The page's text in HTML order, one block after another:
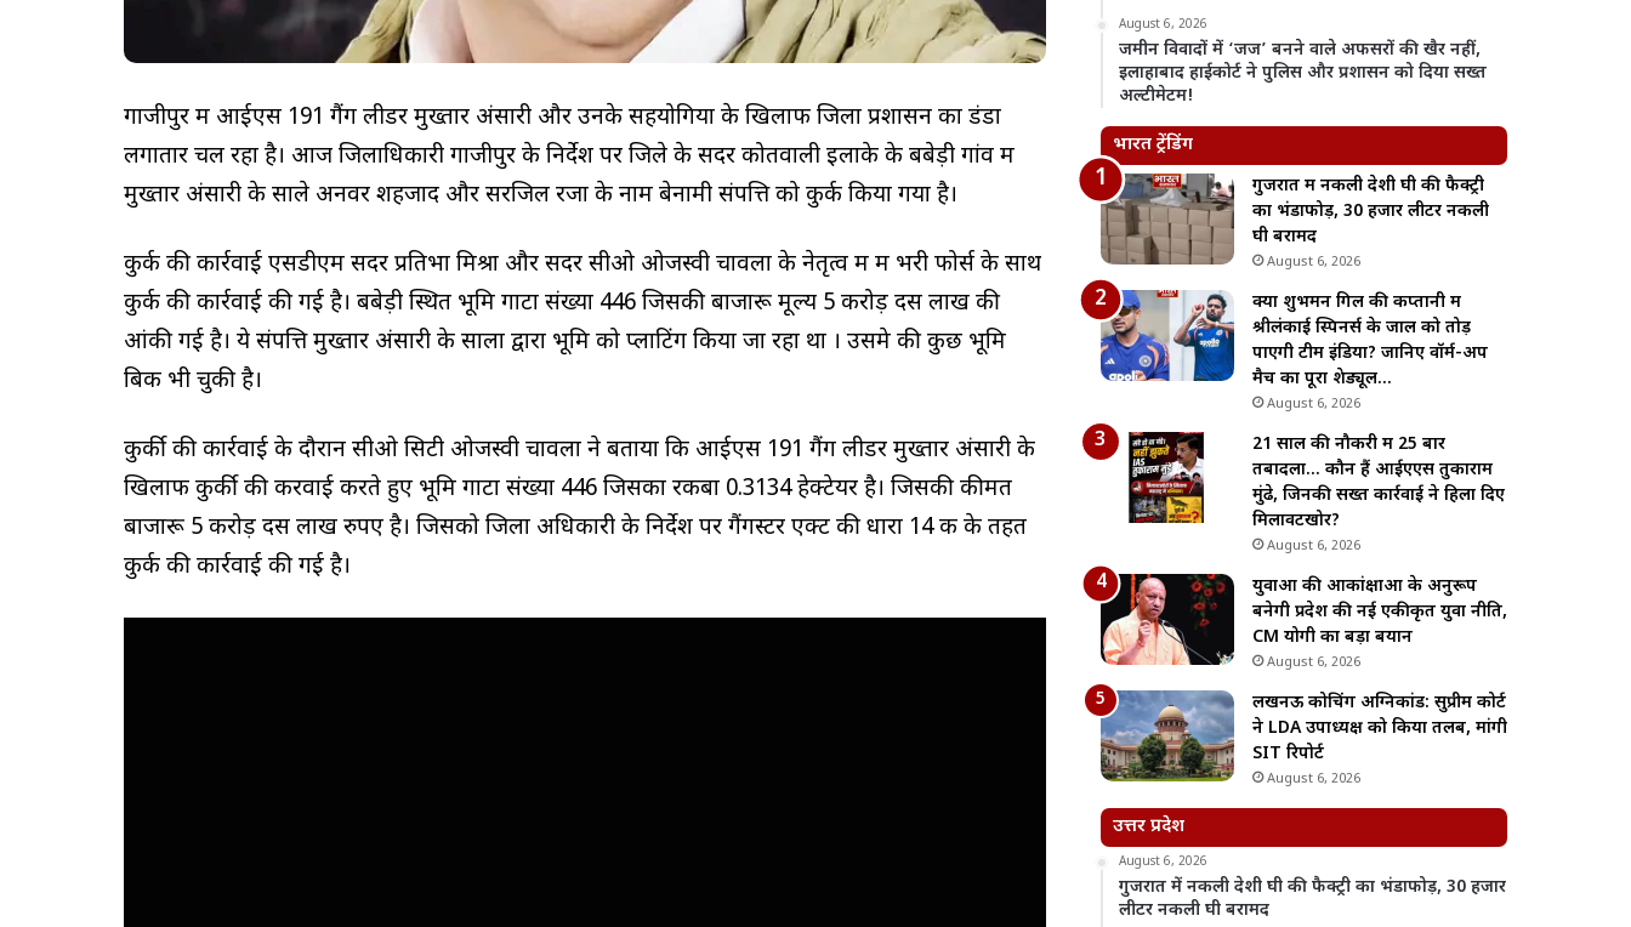
गाजीपुर में आईएस 191 गैंग लीडर मुख्तार अंसारी और उनके सहयोगियों के खिलाफ जिला प्रशासन का डंडा
लगातार चल रहा है। आज जिलाधिकारी गाजीपुर के निर्देश पर जिले के सदर कोतवाली इलाके के बबेड़ी गांव में
मुख्तार अंसारी के साले अनवर शहजाद और सरजिल रजा के नाम बेनामी संपत्ति को कुर्क किया गया है।
कुर्क की कार्रवाई एसडीएम सदर प्रतिभा मिश्रा और सदर सीओ ओजस्वी चावला के नेतृत्व में में भरी फोर्स के साथ
कुर्क की कार्रवाई की गई है। बबेड़ी स्थित भूमि गाटा संख्या 446 जिसकी बाजारू मूल्य 5 करोड़ दस लाख की
आंकी गई है। ये संपत्ति मुख्तार अंसारी के सालों द्वारा भूमि को प्लाटिंग किया जा रहा था । उसमे की कुछ भूमि
बिक भी चुकी है।
कुर्की की कार्रवाई के दौरान सीओ सिटी ओजस्वी चावला ने बताया कि आईएस 191 गैंग लीडर मुख्तार अंसारी के
खिलाफ कुर्की की करवाई करते हुए भूमि गाटा संख्या 446 जिसका रकबा 0.3134 हेक्टेयर है। जिसकी कीमत
बाजारू 5 करोड़ दस लाख रुपए है। जिसको जिला अधिकारी के निर्देश पर गैंगस्टर एक्ट की धारा 14 क के तहत
कुर्क की कार्रवाई की गई है।
August 6, 2026
जमीन विवादों में ‘जज’ बनने वाले अफसरों की खैर नहीं,
इलाहाबाद हाईकोर्ट ने पुलिस और प्रशासन को दिया सख्त
अल्टीमेटम!
भारत ट्रेंडिंग
गुजरात में नकली देशी घी की फैक्ट्री
का भंडाफोड़, 30 हजार लीटर नकली
घी बरामद
August 6, 2026
क्या शुभमन गिल की कप्तानी में
श्रीलंकाई स्पिनर्स के जाल को तोड़
पाएगी टीम इंडिया? जानिए वॉर्म-अप
मैच का पूरा शेड्यूल…
August 6, 2026
21 साल की नौकरी में 25 बार
तबादला… कौन हैं आईएएस तुकाराम
मुंढे, जिनकी सख्त कार्रवाई ने हिला दिए
मिलावटखोर?
August 6, 2026
युवाओं की आकांक्षाओं के अनुरूप
बनेगी प्रदेश की नई एकीकृत युवा नीति,
CM योगी का बड़ा बयान
August 6, 2026
लखनऊ कोचिंग अग्निकांड: सुप्रीम कोर्ट
ने LDA उपाध्यक्ष को किया तलब, मांगी
SIT रिपोर्ट
August 6, 2026
उत्तर प्रदेश
August 6, 2026
गुजरात में नकली देशी घी की फैक्ट्री का भंडाफोड़, 30 हजार
लीटर नकली घी बरामद